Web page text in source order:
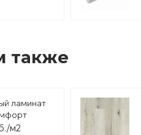
также
ламинат
м2